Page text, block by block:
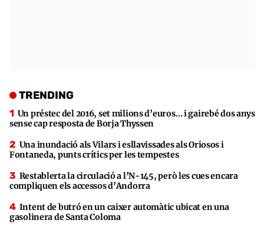
TRENDING
Un préstec del 2016, set milions d’euros… i gairebé dos anys
sense cap resposta de Borja Thyssen
Una inundació als Vilars i esllavissades als Oriosos i
Fontaneda, punts crítics per les tempestes
Restablerta la circulació a l’N-145, però les cues encara
compliquen els accessos d’Andorra
Intent de butró en un caixer automàtic ubicat en una
gasolinera de Santa Coloma